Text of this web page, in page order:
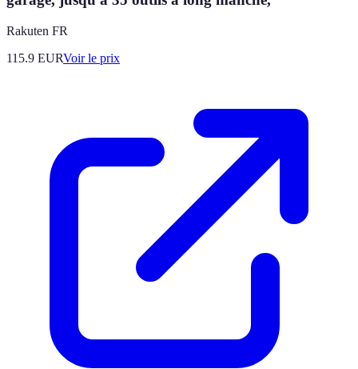
Rakuten FR
115.9 EURVoir le prix